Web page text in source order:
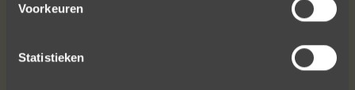
Voorkeuren
Statistieken